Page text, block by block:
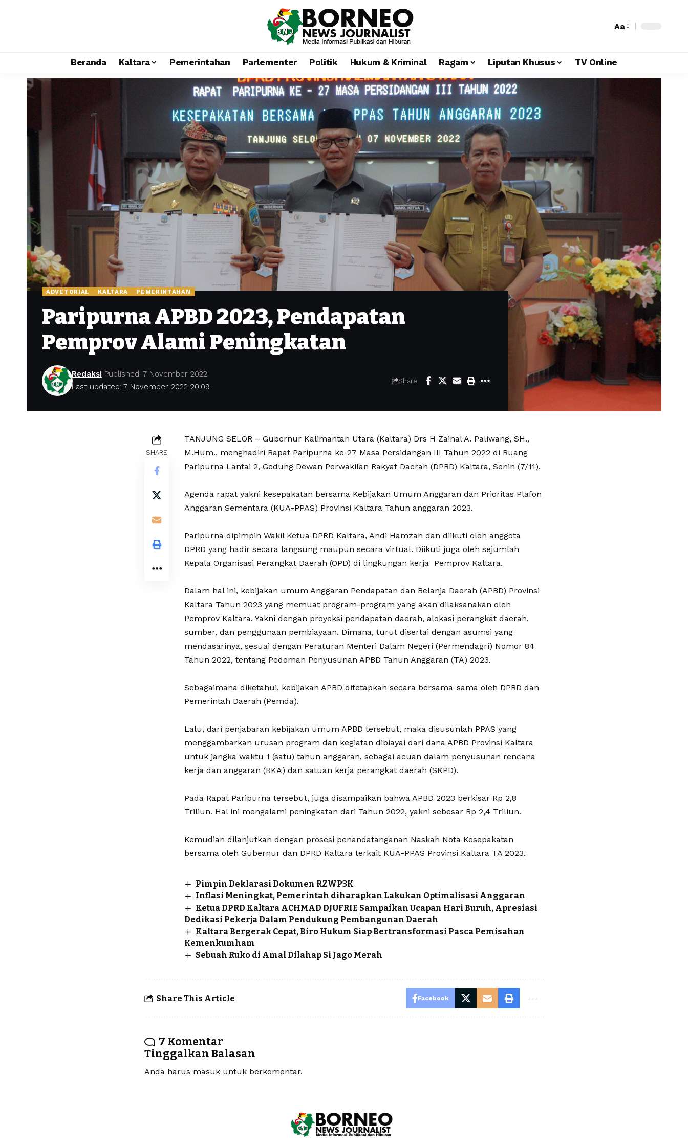
Aa
Beranda Kaltara Pemerintahan Parlementer Politik Hukum & Kriminal Ragam Liputan Khusus TV Online
ADVETORIAL KALTARA PEMERINTAHAN
Paripurna APBD 2023, Pendapatan
Pemprov Alami Peningkatan
Last updated: 7 November 2022 20:09
Redaksi Published: 7 November 2022
Share
SHARE
TANJUNG SELOR – Gubernur Kalimantan Utara (Kaltara) Drs H Zainal A. Paliwang, SH.,
M.Hum., menghadiri Rapat Paripurna ke-27 Masa Persidangan III Tahun 2022 di Ruang
Paripurna Lantai 2, Gedung Dewan Perwakilan Rakyat Daerah (DPRD) Kaltara, Senin (7/11).
Agenda rapat yakni kesepakatan bersama Kebijakan Umum Anggaran dan Prioritas Plafon
Anggaran Sementara (KUA-PPAS) Provinsi Kaltara Tahun anggaran 2023.
Paripurna dipimpin Wakil Ketua DPRD Kaltara, Andi Hamzah dan diikuti oleh anggota
DPRD yang hadir secara langsung maupun secara virtual. Diikuti juga oleh sejumlah
Kepala Organisasi Perangkat Daerah (OPD) di lingkungan kerja Pemprov Kaltara.
Dalam hal ini, kebijakan umum Anggaran Pendapatan dan Belanja Daerah (APBD) Provinsi
Kaltara Tahun 2023 yang memuat program-program yang akan dilaksanakan oleh
Pemprov Kaltara. Yakni dengan proyeksi pendapatan daerah, alokasi perangkat daerah,
sumber, dan penggunaan pembiayaan. Dimana, turut disertai dengan asumsi yang
mendasarinya, sesuai dengan Peraturan Menteri Dalam Negeri (Permendagri) Nomor 84
Tahun 2022, tentang Pedoman Penyusunan APBD Tahun Anggaran (TA) 2023.
Sebagaimana diketahui, kebijakan APBD ditetapkan secara bersama-sama oleh DPRD dan
Pemerintah Daerah (Pemda).
Lalu, dari penjabaran kebijakan umum APBD tersebut, maka disusunlah PPAS yang
menggambarkan urusan program dan kegiatan dibiayai dari dana APBD Provinsi Kaltara
untuk jangka waktu 1 (satu) tahun anggaran, sebagai acuan dalam penyusunan rencana
kerja dan anggaran (RKA) dan satuan kerja perangkat daerah (SKPD).
Pada Rapat Paripurna tersebut, juga disampaikan bahwa APBD 2023 berkisar Rp 2,8
Triliun. Hal ini mengalami peningkatan dari Tahun 2022, yakni sebesar Rp 2,4 Triliun.
Kemudian dilanjutkan dengan prosesi penandatanganan Naskah Nota Kesepakatan
bersama oleh Gubernur dan DPRD Kaltara terkait KUA-PPAS Provinsi Kaltara TA 2023.
Pimpin Deklarasi Dokumen RZWP3K
Inflasi Meningkat, Pemerintah diharapkan Lakukan Optimalisasi Anggaran
Ketua DPRD Kaltara ACHMAD DJUFRIE Sampaikan Ucapan Hari Buruh, Apresiasi
Dedikasi Pekerja Dalam Pendukung Pembangunan Daerah
Kaltara Bergerak Cepat, Biro Hukum Siap Bertransformasi Pasca Pemisahan
Kemenkumham
Sebuah Ruko di Amal Dilahap Si Jago Merah
Share This Article Facebook
7 Komentar
Tinggalkan Balasan
Anda harus masuk untuk berkomentar.